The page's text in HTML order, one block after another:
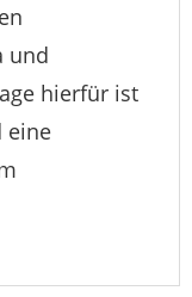
und
hierfür ist
eine